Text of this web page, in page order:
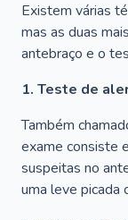
Existem várias
mas as duas
antebraço e o
1. Teste de
Também
exame consiste
suspeitas no
uma leve picada